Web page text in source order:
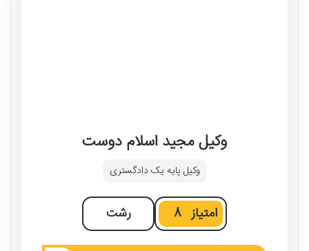
وکیل مجید اسلام دوست
وکیل پایه یک دادگستری
امتیاز 8 رشت